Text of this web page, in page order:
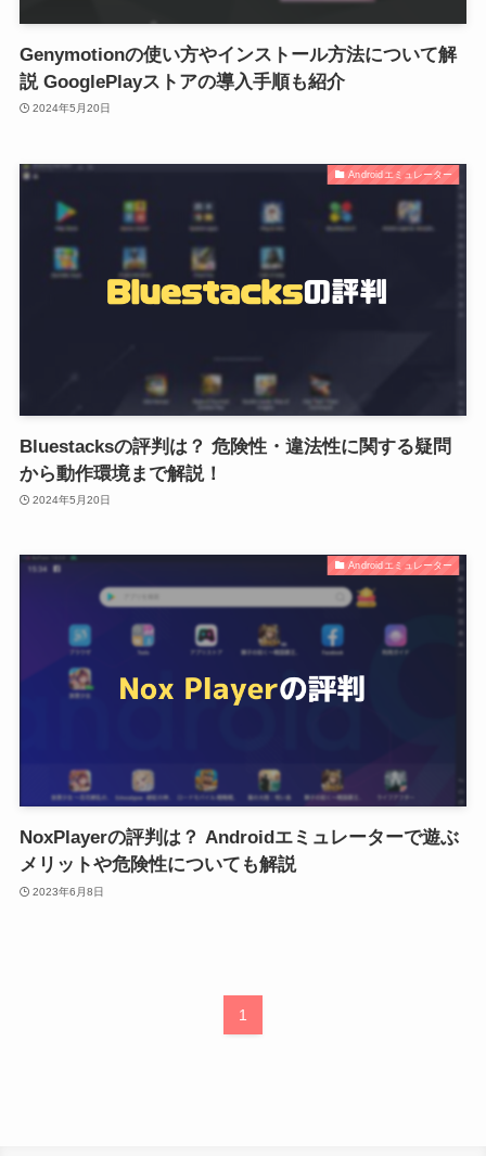
Genymotionの使い方やインストール方法について解
説 GooglePlayストアの導入手順も紹介
2024年5月20日
Androidエミュレーター
Bluestacksの評判は？ 危険性・違法性に関する疑問
から動作環境まで解説！
2024年5月20日
Androidエミュレーター
NoxPlayerの評判は？ Androidエミュレーターで遊ぶ
メリットや危険性についても解説
2023年6月8日
1